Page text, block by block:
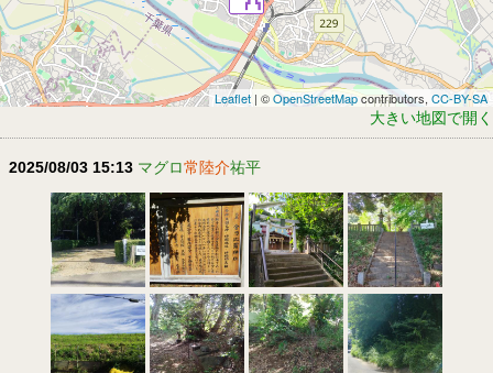
Leaflet | ©OpenStreetMapcontributors, CC-BY-SA
大きい地図で開く
2025/08/03 15:13 マグロ常陸介祐平